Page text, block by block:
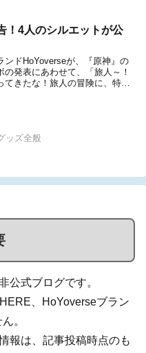
！4人のシルエットが公
ンドHoYoverseが、『原神』の
発表にあわせて、「旅人～！
きたな！旅人の冒険に、特別
ッズ全般
公式ブログです。
、HoYoverseブラン
。
報は、記事投稿時点のも